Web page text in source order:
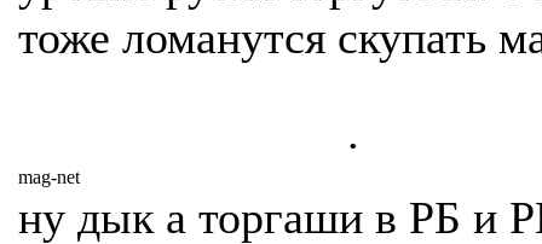
тоже ломанутся скупать
.
mag-net
ну дык а торгаши в РБ и